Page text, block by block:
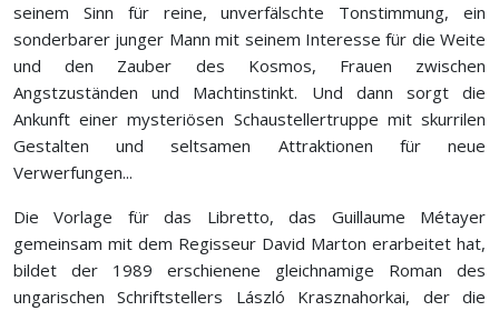
seinem Sinn für reine, unverfälschte Tonstimmung, ein
sonderbarer junger Mann mit seinem Interesse für die Weite
und den Zauber des Kosmos, Frauen zwischen
Angstzuständen und Machtinstinkt. Und dann sorgt die
Ankunft einer mysteriösen Schaustellertruppe mit skurrilen
Gestalten und seltsamen Attraktionen für neue
Verwerfungen...
Die Vorlage für das Libretto, das Guillaume Métayer
gemeinsam mit dem Regisseur David Marton erarbeitet hat,
bildet der 1989 erschienene gleichnamige Roman des
ungarischen Schriftstellers László Krasznahorkai, der die